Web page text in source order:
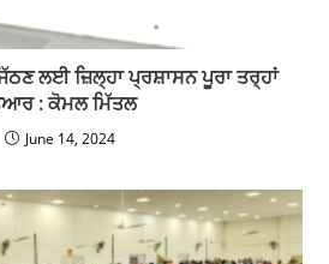
ਲਈ ਜ਼ਿਲ੍ਹਾ ਪ੍ਰਸ਼ਾਸਨ ਪੂਰਾ ਤਰ੍ਹਾਂ
: ਕੋਮਲ ਮਿੱਤਲ
June 14, 2024